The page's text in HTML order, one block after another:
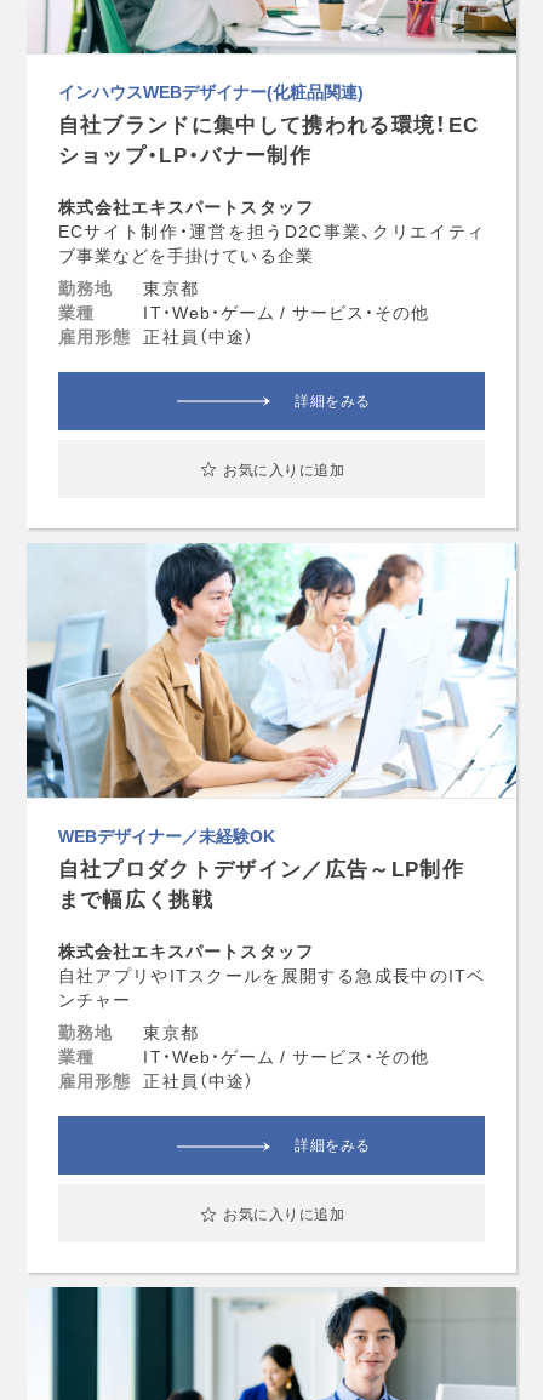
インハウスWEBデザイナー(化粧品関連)
自社ブランドに集中して携われる環境！EC
ショップ・LP・バナー制作
株式会社エキスパートスタッフ
ECサイト制作・運営を担うD2C事業、クリエイティ
ブ事業などを手掛けている企業
勤務地
東京都
業種
IT・Web・ゲーム / サービス・その他
雇用形態 正社員（中途）
詳細をみる
お気に入りに追加
WEBデザイナー／未経験OK
自社プロダクトデザイン／広告～LP制作
まで幅広く挑戦
株式会社エキスパートスタッフ
自社アプリやITスクールを展開する急成長中のITベ
ンチャー
勤務地
東京都
業種
IT・Web・ゲーム / サービス・その他
雇用形態 正社員（中途）
詳細をみる
お気に入りに追加